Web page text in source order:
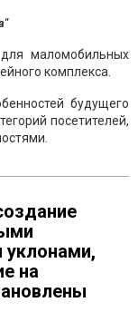
маломобильных
комплекса.
будущего
посетителей,
на